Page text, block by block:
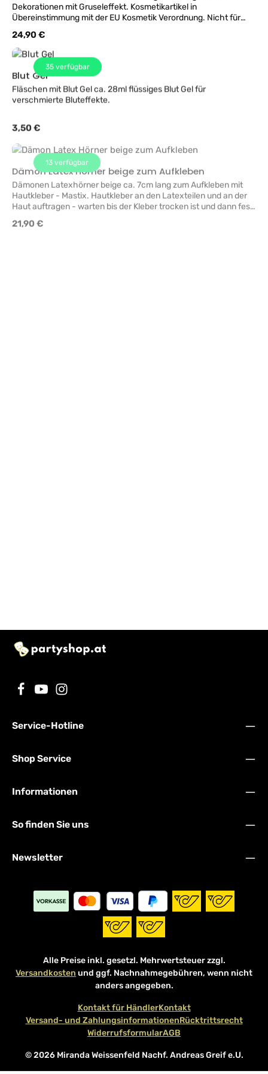
Dekorationen mit Gruseleffekt. Kosmetikartikel in
Übereinstimmung mit der EU Kosmetik Verordnung. Nicht für
empfindlicher Haut verwenden. Nicht schlucken und nicht in
Augen und Lippen verwenden. Verschwindet nicht sofort kann
bis zu 48 Stunden dauern. Mit reichlich Wasser entfernen.
Produkt fleckt - nicht auf Gegenständen und Stoffen
verwenden! Das Produkt fleckt bei Anwendung an
Gegenständen aus Kunststoff oder Textilien. Für Personen unter
14 Jahren nicht geeignet.
Regulärer Preis:
24,90 €
35 verfügbar
Blut Gel
Fläschen mit Blut Gel ca. 28ml flüssiges Blut Gel für
verschmierte Bluteffekte.
Regulärer Preis:
3,50 €
13 verfügbar
Dämon Latex Hörner beige zum Aufkleben
Dämonen Latexhörner beige ca. 7cm lang zum Aufkleben mit
Hautkleber - Mastix. Hautkleber an den Latexteilen und an der
Haut auftragen - warten bis der Kleber trocken ist und dann fest
andrücken. Übergänge mit Latex oder MakeUp ausgleichen -
Super Effekt. Lieferung ohne Hautkleber!
Regulärer Preis:
21,90 €
Service-Hotline
Shop Service
Informationen
So finden Sie uns
Newsletter
Alle Preise inkl. gesetzl. Mehrwertsteuer zzgl.
Versandkosten und ggf. Nachnahmegebühren, wenn nicht
anders angegeben.
© 2026 Miranda Weissenfeld Nachf. Andreas Greif e.U.
Kontakt für HändlerKontakt
Versand- und ZahlungsinformationenRücktrittsrecht
WiderrufsformularAGB